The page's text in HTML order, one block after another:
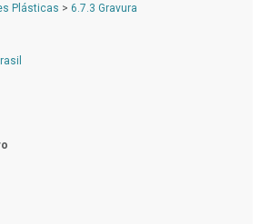
Plásticas > 6.7.3 Gravura